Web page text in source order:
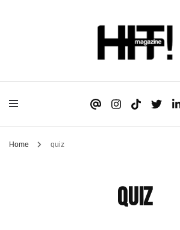
HIT!Magazine
Home quiz
quiz